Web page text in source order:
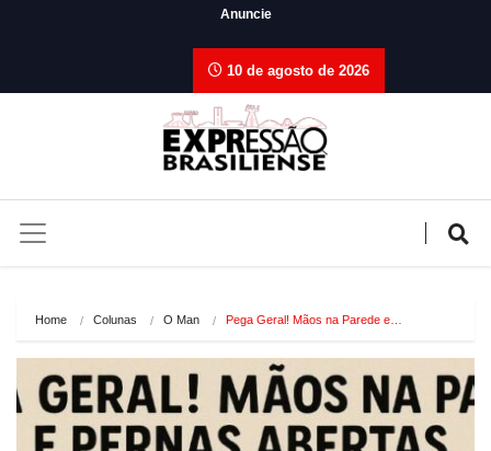
Anuncie
10 de agosto de 2026
Home Colunas O Man Pega Geral! Mãos na Parede e…